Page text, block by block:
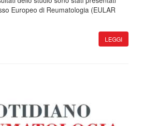
Europeo di Reumatologia (EULAR
LEGGI